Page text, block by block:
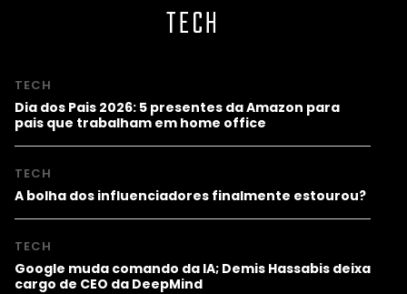
TECH
TECH
Dia dos Pais 2026: 5 presentes da Amazon para
pais que trabalham em home office
TECH
A bolha dos influenciadores finalmente estourou?
TECH
Google muda comando da IA; Demis Hassabis deixa
cargo de CEO da DeepMind